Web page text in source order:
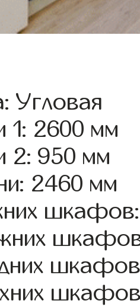
Угловая
1: 2600 мм
2: 950 мм
2460 мм